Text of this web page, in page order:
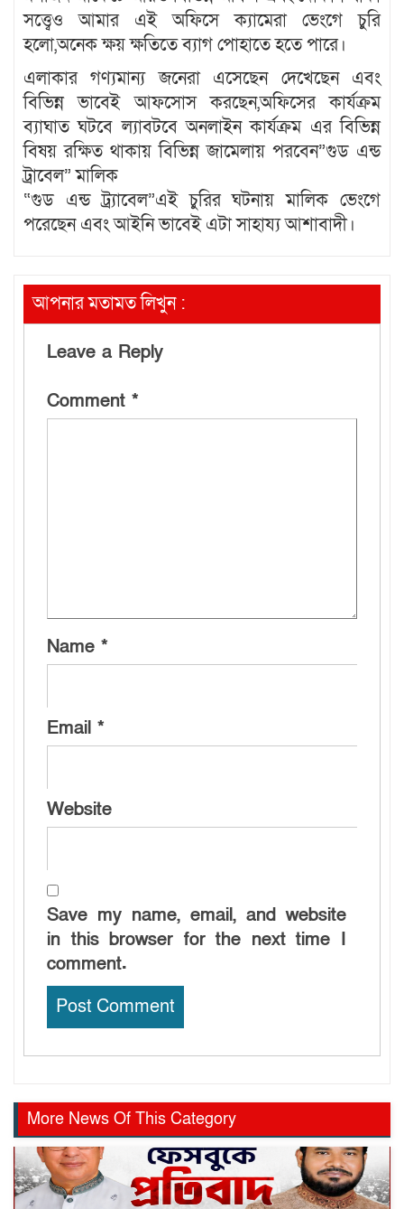
সত্ত্বেও আমার এই অফিসে ক্যামেরা ভেংগে চুরি
হলো,অনেক ক্ষয় ক্ষতিতে ব্যাগ পোহাতে হতে পারে।
এলাকার গণ্যমান্য জনেরা এসেছেন দেখেছেন এবং
বিভিন্ন ভাবেই আফসোস করছেন,অফিসের কার্যক্রম
ব্যাঘাত ঘটবে ল্যাবটবে অনলাইন কার্যক্রম এর বিভিন্ন
বিষয় রক্ষিত থাকায় বিভিন্ন জামেলায় পরবেন”গুড এন্ড
ট্রাবেল” মালিক
“গুড এন্ড ট্র‍্যাবেল”এই চুরির ঘটনায় মালিক ভেংগে
পরেছেন এবং আইনি ভাবেই এটা সাহায্য আশাবাদী।
আপনার মতামত লিখুন :
Leave a Reply
Comment *
Name *
Email *
Website
Save my name, email, and website
in this browser for the next time I
comment.
More News Of This Category